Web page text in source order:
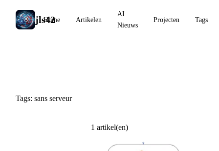
jls42
Home Artikelen
AI
Nieuws
Projecten Tags
Tags: sans serveur
1 artikel(en)